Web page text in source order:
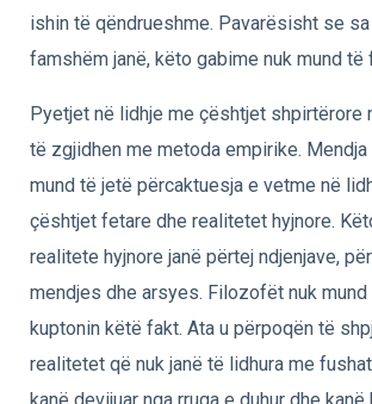
ishin të qëndrueshme. Pavarësisht se
famshëm janë, këto gabime nuk mund të
Pyetjet në lidhje me çështjet shpirtërore
të zgjidhen me metoda empirike. Mendja
mund të jetë përcaktuesja e vetme në
çështjet fetare dhe realitetet hyjnore.
realitete hyjnore janë përtej ndjenjave,
mendjes dhe arsyes. Filozofët nuk mund
kuptonin këtë fakt. Ata u përpoqën të
realitetet që nuk janë të lidhura me